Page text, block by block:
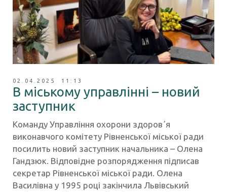
02.04.2025 11:13
В міському управлінні – новий
заступник
Команду Управління охорони здоровʼя
виконавчого комітету Рівненської міської ради
посилить новий заступник начальника – Олена
Гандзюк. Відповідне розпорядження підписав
секретар Рівненської міської ради. Олена
Василівна у 1995 році закінчила Львівський